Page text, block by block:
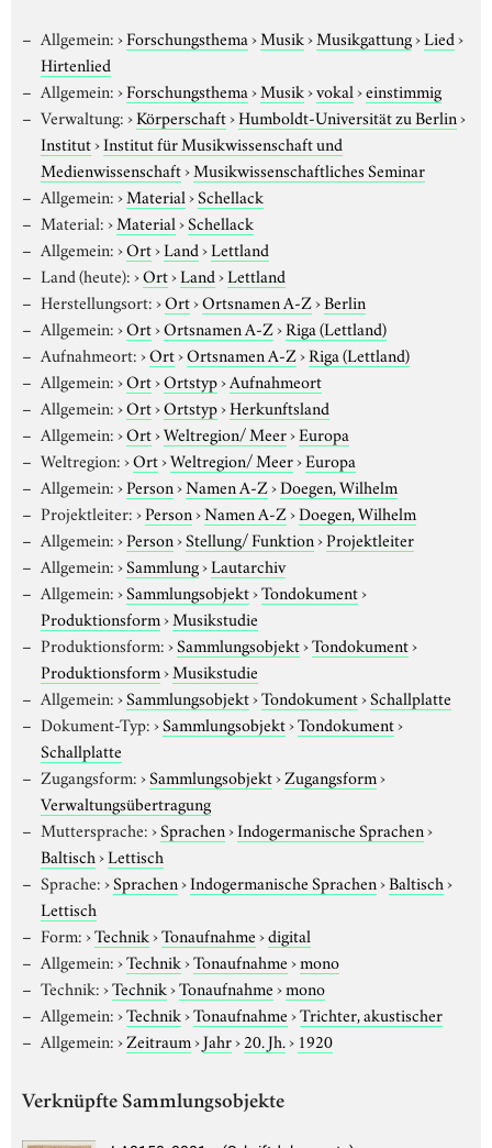
Allgemein:›Forschungsthema›Musik›Musikgattung›Lied›
Hirtenlied
Allgemein:›Forschungsthema›Musik›vokal›einstimmig
Verwaltung:›Körperschaft›Humboldt-Universität zu Berlin›
Institut›Institut für Musikwissenschaft und
Medienwissenschaft›Musikwissenschaftliches Seminar
Allgemein:›Material›Schellack
Material:›Material›Schellack
Allgemein:›Ort›Land›Lettland
Land (heute):›Ort›Land›Lettland
Herstellungsort:›Ort›Ortsnamen A-Z›Berlin
Allgemein:›Ort›Ortsnamen A-Z›Riga (Lettland)
Aufnahmeort:›Ort›Ortsnamen A-Z›Riga (Lettland)
Allgemein:›Ort›Ortstyp›Aufnahmeort
Allgemein:›Ort›Ortstyp›Herkunftsland
Allgemein:›Ort›Weltregion/ Meer›Europa
Weltregion:›Ort›Weltregion/ Meer›Europa
Allgemein:›Person›Namen A-Z›Doegen, Wilhelm
Projektleiter:›Person›Namen A-Z›Doegen, Wilhelm
Allgemein:›Person›Stellung/ Funktion›Projektleiter
Allgemein:›Sammlung›Lautarchiv
Allgemein:›Sammlungsobjekt›Tondokument›
Produktionsform›Musikstudie
Produktionsform:›Sammlungsobjekt›Tondokument›
Produktionsform›Musikstudie
Allgemein:›Sammlungsobjekt›Tondokument›Schallplatte
Dokument-Typ:›Sammlungsobjekt›Tondokument›
Schallplatte
Zugangsform:›Sammlungsobjekt›Zugangsform›
Verwaltungsübertragung
Muttersprache:›Sprachen›Indogermanische Sprachen›
Baltisch›Lettisch
Sprache:›Sprachen›Indogermanische Sprachen›Baltisch›
Lettisch
Form:›Technik›Tonaufnahme›digital
Allgemein:›Technik›Tonaufnahme›mono
Technik:›Technik›Tonaufnahme›mono
Allgemein:›Technik›Tonaufnahme›Trichter, akustischer
Allgemein:›Zeitraum›Jahr›20. Jh.› 1920
Verknüpfte Sammlungsobjekte